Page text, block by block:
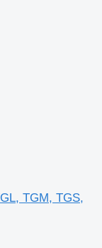
TGM, TGS,